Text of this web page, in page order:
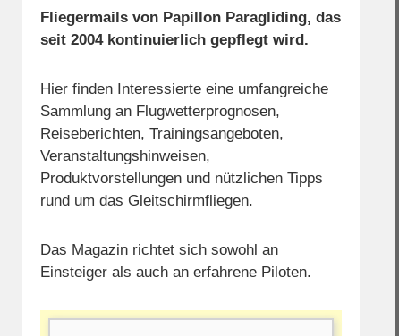
Fliegermails von Papillon Paragliding, das
seit 2004 kontinuierlich gepflegt wird.
Hier finden Interessierte eine umfangreiche
Sammlung an Flugwetterprognosen,
Reiseberichten, Trainingsangeboten,
Veranstaltungshinweisen,
Produktvorstellungen und nützlichen Tipps
rund um das Gleitschirmfliegen.
Das Magazin richtet sich sowohl an
Einsteiger als auch an erfahrene Piloten.